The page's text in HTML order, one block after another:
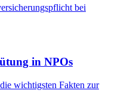
bei
in NPOs
wichtigsten Fakten zur